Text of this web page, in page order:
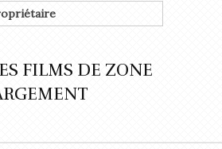
FILMS DE ZONE